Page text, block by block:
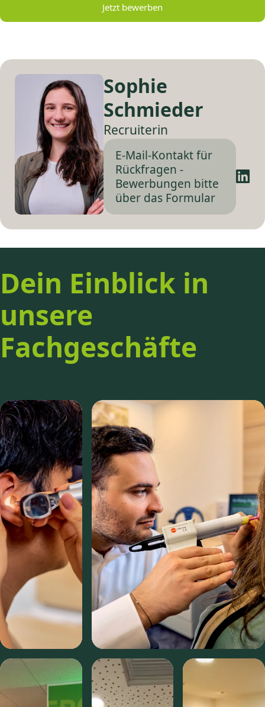
Jetzt bewerben
Sophie
Schmieder
Recruiterin
E-Mail-Kontakt für
Rückfragen -
Bewerbungen bitte
über das Formular
Dein Einblick in
unsere
Fachgeschäfte